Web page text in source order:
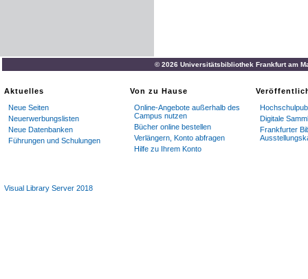
© 2026 Universitätsbibliothek Frankfurt am
Aktuelles
Neue Seiten
Neuerwerbungslisten
Neue Datenbanken
Führungen und Schulungen
Von zu Hause
Online-Angebote außerhalb des
Campus nutzen
Bücher online bestellen
Verlängern, Konto abfragen
Hilfe zu Ihrem Konto
Digitale
Frankfurter
Visual Library Server 2018